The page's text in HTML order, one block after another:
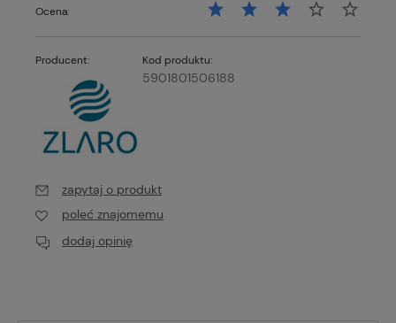
Ocena:
Producent: Kod produktu:
5901801506188
zapytaj o produkt
poleć znajomemu
dodaj opinię